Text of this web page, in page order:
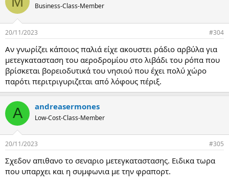
i
s
Business-Class-Member
20/11/2023 #304
Αν γνωρίζει κάποιος παλιά είχε ακουστει ράδιο αρβύλα για
μετεγκατασταση του αεροδρομίου στο λιβάδι του ρόπα που
βρίσκεται βορειοδυτικά του νησιού που έχει πολύ χώρο
παρότι περιτριγυριζεται από λόφους πέριξ.
A andreasermones
Low-Cost-Class-Member
20/11/2023 #305
Σχεδον απιθανο το σεναριο μετεγκαταστασης. Ειδικα τωρα
που υπαρχει και η συμφωνια με την φραπορτ.